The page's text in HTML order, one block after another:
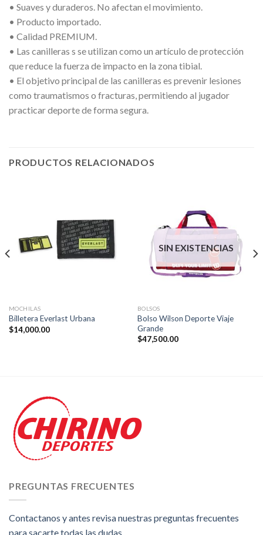
• Suaves y duraderos. No afectan el movimiento.
• Producto importado.
• Calidad PREMIUM.
• Las canilleras s se utilizan como un artículo de protección
que reduce la fuerza de impacto en la zona tibial.
• El objetivo principal de las canilleras es prevenir lesiones
como traumatismos o fracturas, permitiendo al jugador
practicar deporte de forma segura.
PRODUCTOS RELACIONADOS
MOCHILAS
Billetera Everlast Urbana
$14,000.00
SIN EXISTENCIAS
BOLSOS
Bolso Wilson Deporte Viaje
Grande
$47,500.00
PREGUNTAS FRECUENTES
Contactanos y antes revisa nuestras preguntas frecuentes
para sacarte todas las dudas